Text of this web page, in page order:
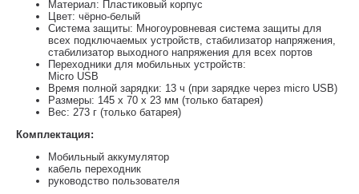
Материал: Пластиковый корпус
Цвет: чёрно-белый
Система защиты: Многоуровневая система защиты для
всех подключаемых устройств, стабилизатор напряжения,
стабилизатор выходного напряжения для всех портов
Переходники для мобильных устройств:
Micro USB
Время полной зарядки: 13 ч (при зарядке через micro USB)
Размеры: 145 х 70 х 23 мм (только батарея)
Вес: 273 г (только батарея)
Комплектация:
Мобильный аккумулятор
кабель переходник
руководство пользователя